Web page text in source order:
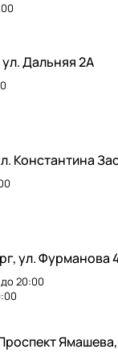
Дальняя 2А
Константина
ул. Фурманова
20:00